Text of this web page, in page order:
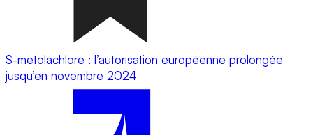
S-metolachlore : l’autorisation européenne prolongée
jusqu’en novembre 2024